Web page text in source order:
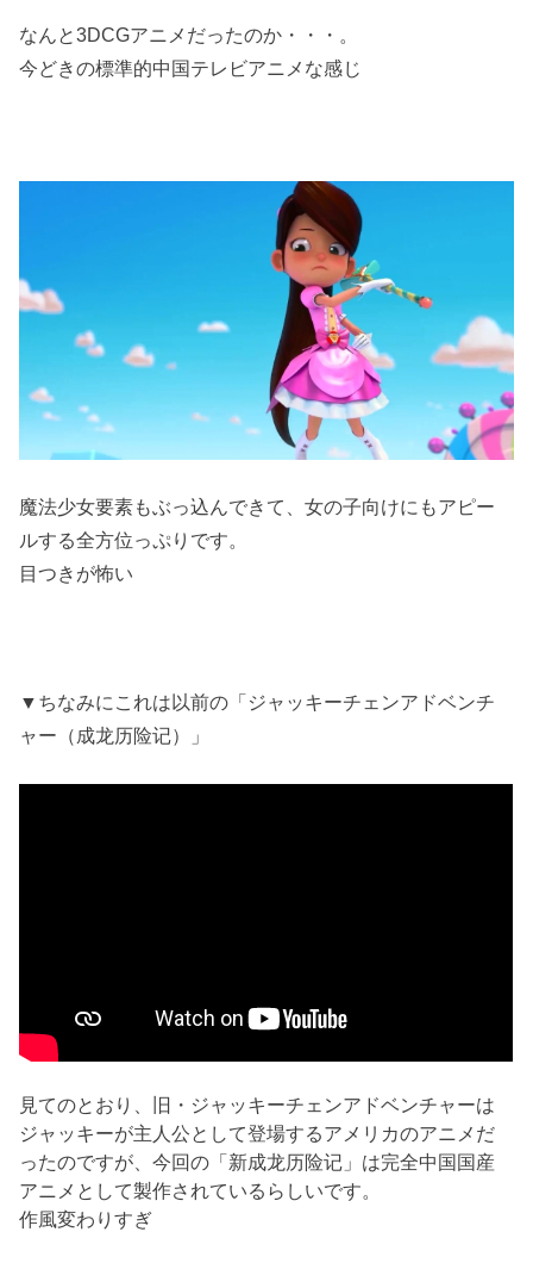
なんと3DCGアニメだったのか・・・。
今どきの標準的中国テレビアニメな感じ
魔法少女要素もぶっ込んできて、女の子向けにもアピー
ルする全方位っぷりです。
目つきが怖い
▼ちなみにこれは以前の「ジャッキーチェンアドベンチ
ャー（成龙历险记）」
見てのとおり、旧・ジャッキーチェンアドベンチャーは
ジャッキーが主人公として登場するアメリカのアニメだ
ったのですが、今回の「新成龙历险记」は完全中国国産
アニメとして製作されているらしいです。
作風変わりすぎ